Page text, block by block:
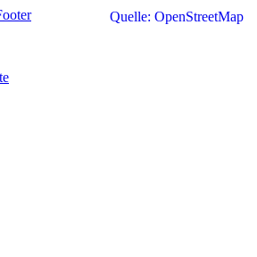
Quelle: OpenStreetMap